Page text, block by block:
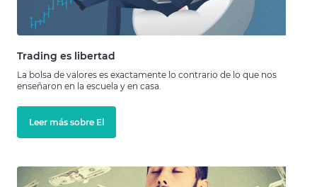
Trading es libertad
La bolsa de valores es exactamente lo contrario de lo que nos
enseñaron en la escuela y en casa.
Leer más sobre El